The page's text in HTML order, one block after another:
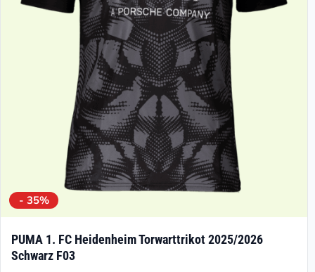
können
Produktseite
- 35%
PUMA 1. FC Heidenheim Torwarttrikot 2025/2026
Schwarz F03